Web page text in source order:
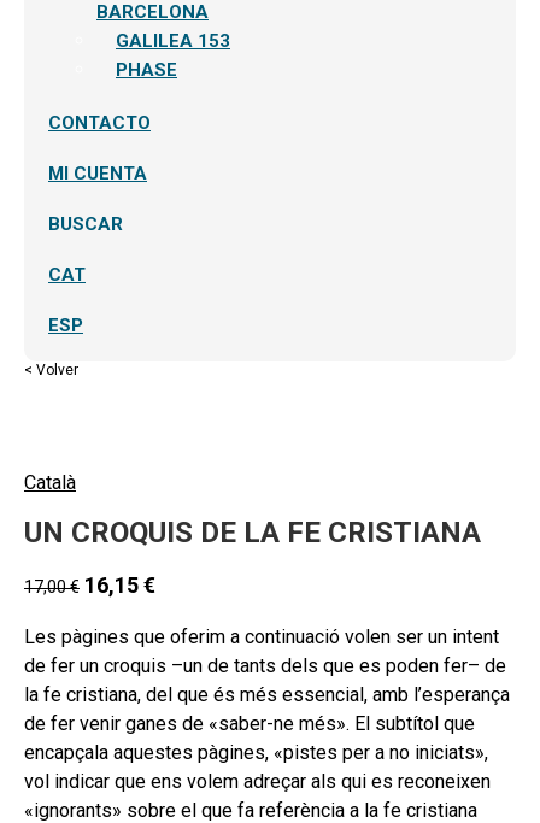
BARCELONA
GALILEA 153
PHASE
CONTACTO
MI CUENTA
BUSCAR
CAT
ESP
< Volver
Català
UN CROQUIS DE LA FE CRISTIANA
17,00€ 16,15€
Les pàgines que oferim a continuació volen ser un intent
de fer un croquis –un de tants dels que es poden fer– de
la fe cristiana, del que és més essencial, amb l’esperança
de fer venir ganes de «saber-ne més». El subtítol que
encapçala aquestes pàgines, «pistes per a no iniciats»,
vol indicar que ens volem adreçar als qui es reconeixen
«ignorants» sobre el que fa referència a la fe cristiana